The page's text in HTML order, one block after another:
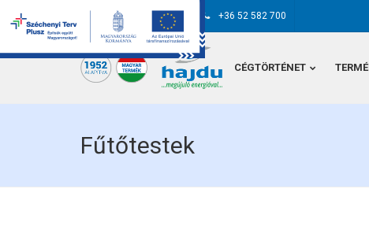
hajdu@hajdurt.hu +36 52 582 700
CÉGTÖRTÉNET
Fűtőtestek